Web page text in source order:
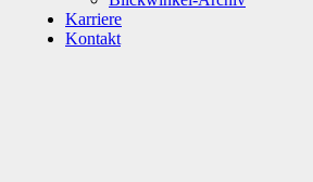
Karriere
Kontakt